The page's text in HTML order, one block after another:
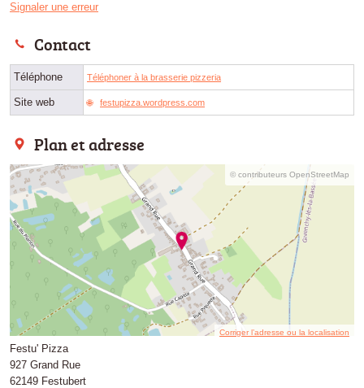
Signaler une erreur
Contact
Téléphone Téléphoner à la brasserie pizzeria
Site web festupizza.wordpress.com
Plan et adresse
© contributeurs OpenStreetMap
Corriger l’adresse ou la localisation
Festu' Pizza
927 Grand Rue
62149 Festubert